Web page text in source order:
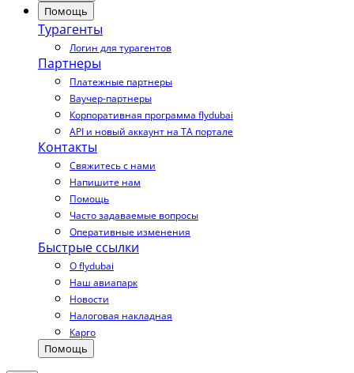
Помощь
Турагенты
Логин для турагентов
Партнеры
Платежные партнеры
Ваучер-партнеры
Корпоративная программа flydubai
API и новый аккаунт на TA портале
Контакты
Свяжитесь с нами
Напишите нам
Помощь
Часто задаваемые вопросы
Оперативные изменения
Быстрые ссылки
О flydubai
Наш авиапарк
Новости
Налоговая накладная
Карго
Помощь